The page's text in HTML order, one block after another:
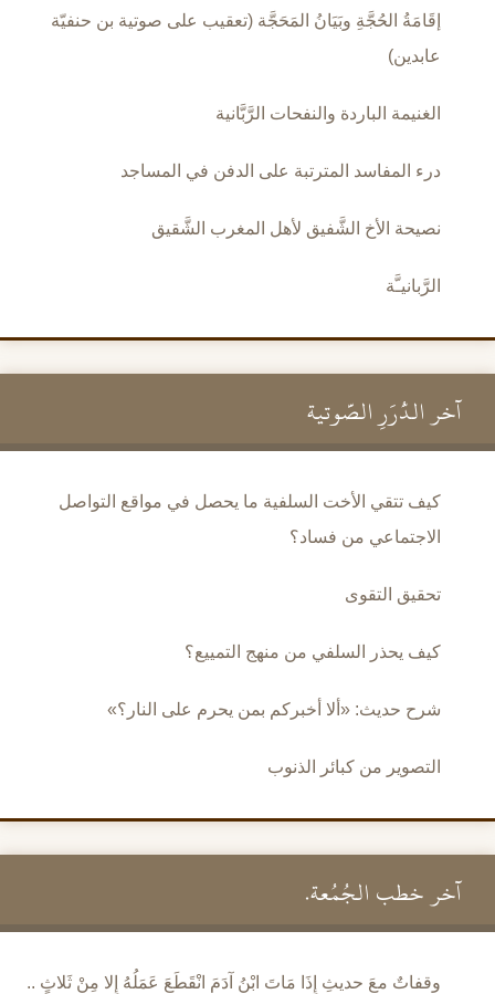
إقَامَةُ الحُجَّةِ وبَيَانُ المَحَجَّة (تعقيب على صوتية بن حنفيّة
عابدين)
الغنيمة الباردة والنفحات الرَّبَّانية
درء المفاسد المترتبة على الدفن في المساجد
نصيحة الأخ الشَّفيق لأهل المغرب الشَّقيق
الرَّبانيـَّة
آخر الدُّرَرِ الصَّوتية
كيف تتقي الأخت السلفية ما يحصل في مواقع التواصل
الاجتماعي من فساد؟
تحقيق التقوى
كيف يحذر السلفي من منهج التمييع؟
شرح حديث: «ألا أخبركم بمن يحرم على النار؟»
التصوير من كبائر الذنوب
آخر خطب الجُمُعة.
وقفاتٌ معَ حديثِ إِذَا مَاتَ ابْنُ آدَمَ انْقَطَعَ عَمَلُهُ إِلا مِنْ ثَلاثٍ ..